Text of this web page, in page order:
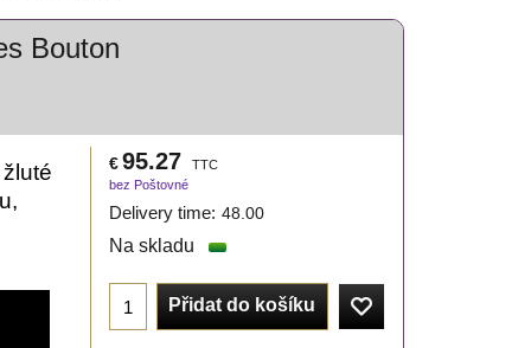
Bouton
€ 95.27
TTC
bez Poštovné
Delivery time: 48.00
Na skladu
Přidat do košíku